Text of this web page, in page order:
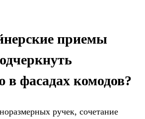
приемы
в фасадах комодов?
ручек, сочетание